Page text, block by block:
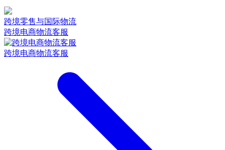
跨境零售与国际物流
跨境电商物流客服
跨境电商物流客服